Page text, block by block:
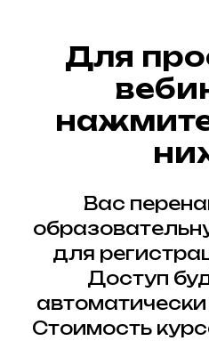
Для
Вас
для
Доступ
Стоимость